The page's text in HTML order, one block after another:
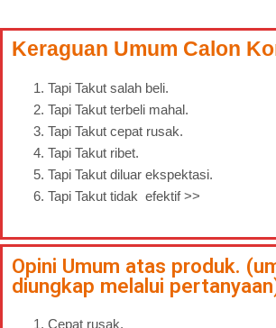
Keraguan Umum Calon
Tapi Takut salah beli.
Tapi Takut terbeli mahal.
Tapi Takut cepat rusak.
Tapi Takut ribet.
Tapi Takut diluar ekspektasi.
Tapi Takut tidak efektif >>
Opini Umum atas produk.
diungkap melalui
Cepat rusak.